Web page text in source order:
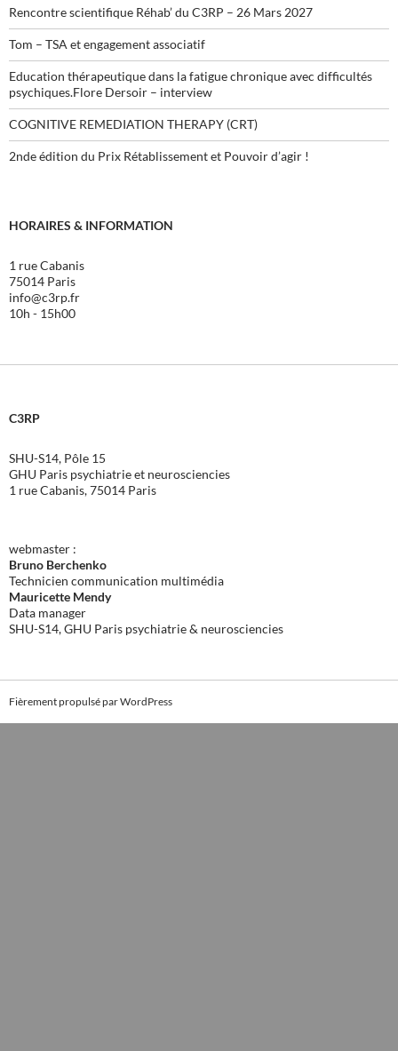
Rencontre scientifique Réhab’ du C3RP – 26 Mars 2027
Tom – TSA et engagement associatif
Education thérapeutique dans la fatigue chronique avec difficultés
psychiques.Flore Dersoir – interview
COGNITIVE REMEDIATION THERAPY (CRT)
2nde édition du Prix Rétablissement et Pouvoir d’agir !
HORAIRES & INFORMATION
1 rue Cabanis
75014 Paris
info@c3rp.fr
10h - 15h00
C3RP
SHU-S14, Pôle 15
GHU Paris psychiatrie et neurosciencies
1 rue Cabanis, 75014 Paris
webmaster :
Bruno Berchenko
Technicien communication multimédia
Mauricette Mendy
Data manager
SHU-S14, GHU Paris psychiatrie & neurosciencies
Fièrement propulsé par WordPress